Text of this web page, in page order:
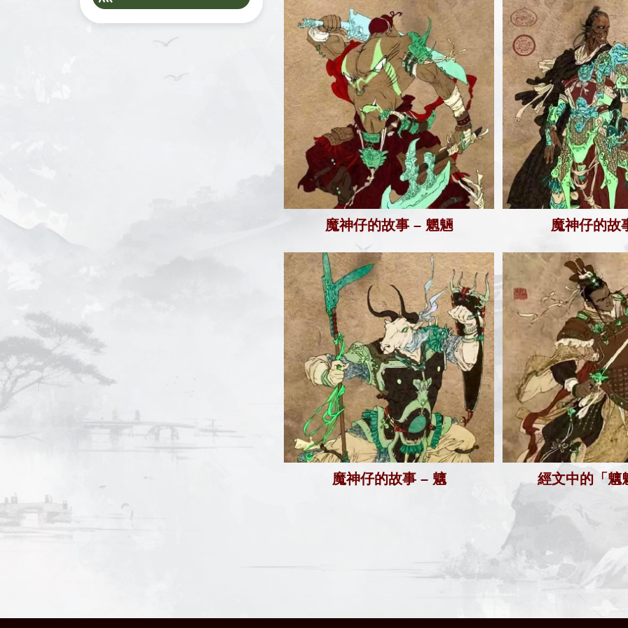
魔神仔的故事 – 魍魎 魔神仔的故
魔神仔的故事 – 魑 經文中的「魑